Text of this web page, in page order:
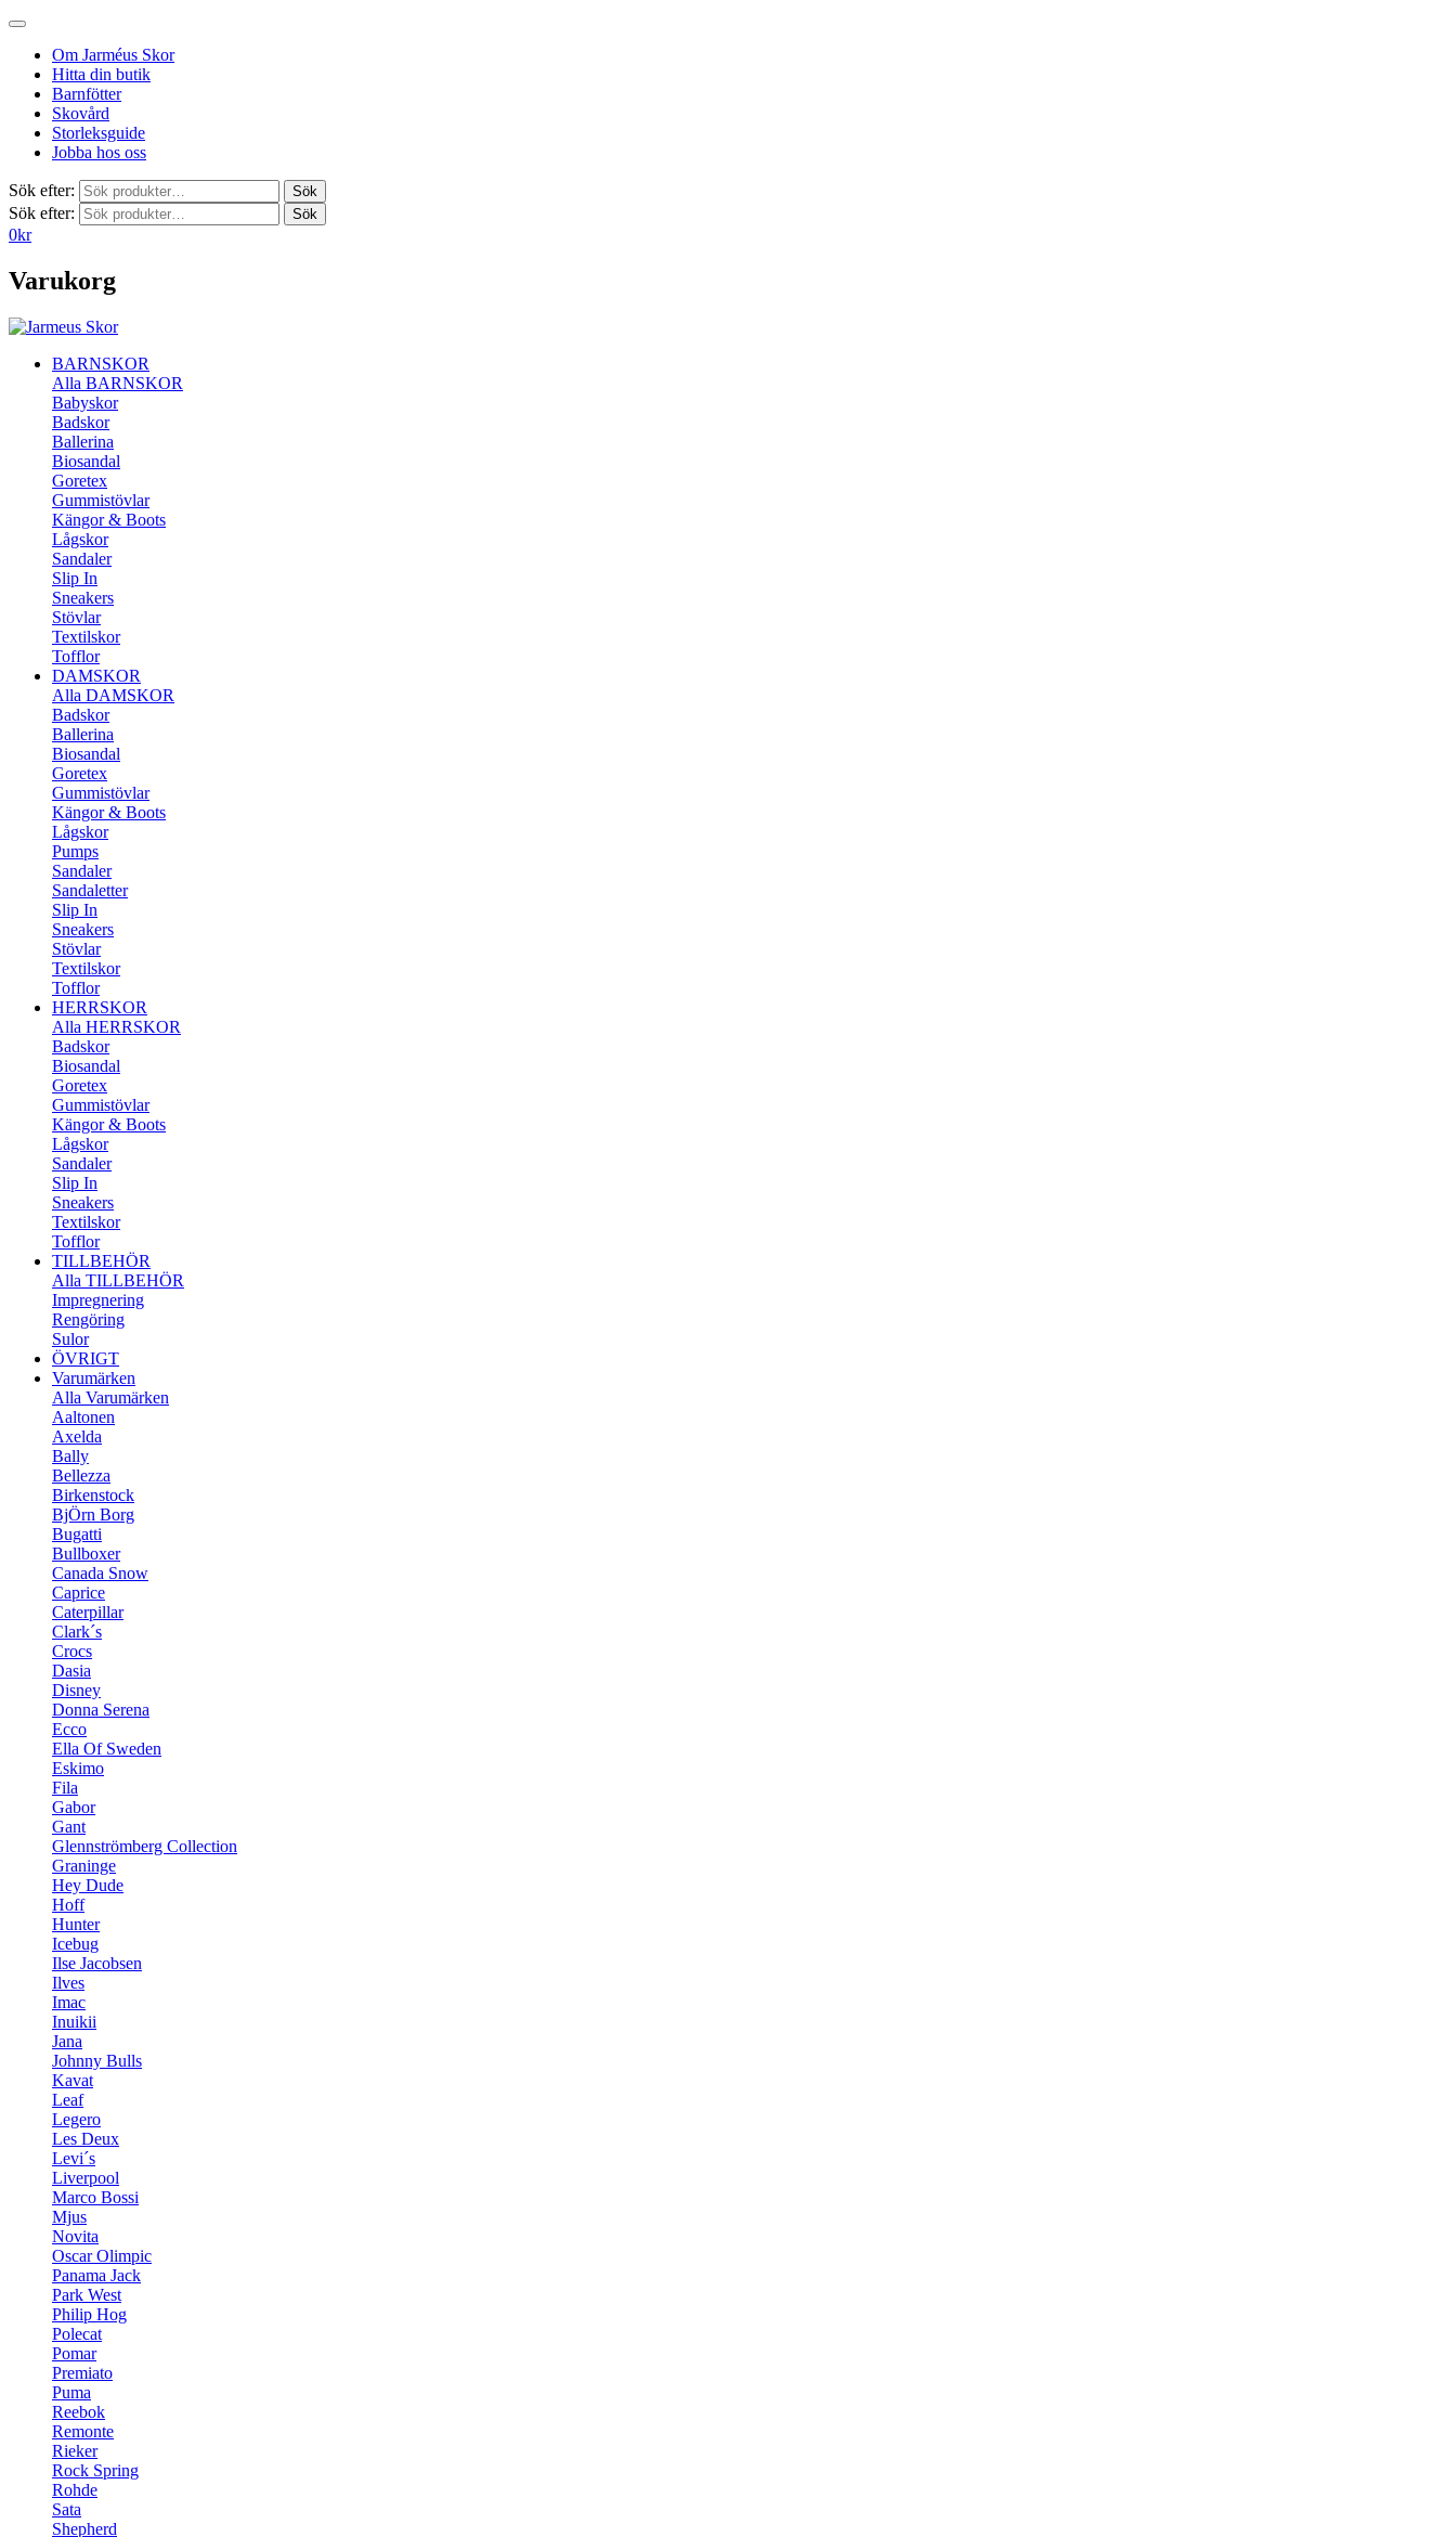
Om Jarméus Skor
Hitta din butik
Barnfötter
Skovård
Storleksguide
Jobba hos oss
Sök efter: Sök
Sök efter: Sök
0kr
Varukorg
BARNSKOR
Alla BARNSKOR
Babyskor
Badskor
Ballerina
Biosandal
Goretex
Gummistövlar
Kängor & Boots
Lågskor
Sandaler
Slip In
Sneakers
Stövlar
Textilskor
Tofflor
DAMSKOR
Alla DAMSKOR
Badskor
Ballerina
Biosandal
Goretex
Gummistövlar
Kängor & Boots
Lågskor
Pumps
Sandaler
Sandaletter
Slip In
Sneakers
Stövlar
Textilskor
Tofflor
HERRSKOR
Alla HERRSKOR
Badskor
Biosandal
Goretex
Gummistövlar
Kängor & Boots
Lågskor
Sandaler
Slip In
Sneakers
Textilskor
Tofflor
TILLBEHÖR
Alla TILLBEHÖR
Impregnering
Rengöring
Sulor
ÖVRIGT
Varumärken
Alla Varumärken
Aaltonen
Axelda
Bally
Bellezza
Birkenstock
BjÖrn Borg
Bugatti
Bullboxer
Canada Snow
Caprice
Caterpillar
Clark´s
Crocs
Dasia
Disney
Donna Serena
Ecco
Ella Of Sweden
Eskimo
Fila
Gabor
Gant
Glennströmberg Collection
Graninge
Hey Dude
Hoff
Hunter
Icebug
Ilse Jacobsen
Ilves
Imac
Inuikii
Jana
Johnny Bulls
Kavat
Leaf
Legero
Les Deux
Levi´s
Liverpool
Marco Bossi
Mjus
Novita
Oscar Olimpic
Panama Jack
Park West
Philip Hog
Polecat
Pomar
Premiato
Puma
Reebok
Remonte
Rieker
Rock Spring
Rohde
Sata
Shepherd